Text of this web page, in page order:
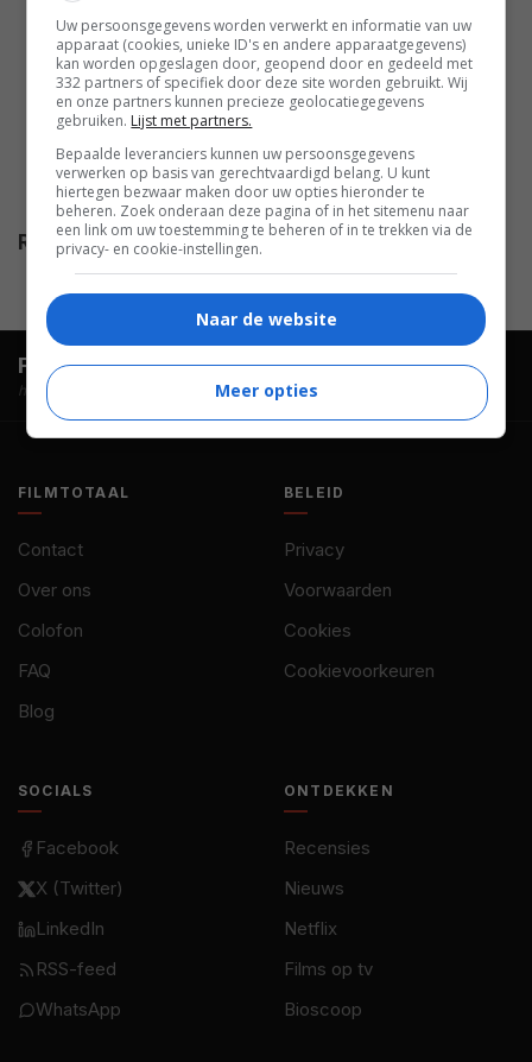
, Mark Moses,
Macaulay, David Soul,William R.
Moses,Nancy Valen,Jane Carr,
Maureen Mueller,Scott
Valentine
Jones-Moreland ,Debbi
Morgan.
Release
01.03.1992
FilmTotaal.Hét online filmoverzicht.
hosted by
FILMTOTAAL
Contact
Over ons
Colofon
FAQ
Blog
BELEID
Privacy
Voorwaarden
Cookies
Cookievoorkeuren
SOCIALS
Facebook
X (Twitter)
LinkedIn
RSS-feed
WhatsApp
ONTDEKKEN
Recensies
Nieuws
Netflix
Films op tv
Bioscoop
Uw persoonsgegevens worden verwerkt en informatie van uw
apparaat (cookies, unieke ID's en andere apparaatgegevens)
kan worden opgeslagen door, geopend door en gedeeld met
332 partners of specifiek door deze site worden gebruikt. Wij
en onze partners kunnen precieze geolocatiegegevens
gebruiken. Lijst met partners.
Bepaalde leveranciers kunnen uw persoonsgegevens
verwerken op basis van gerechtvaardigd belang. U kunt
hiertegen bezwaar maken door uw opties hieronder te
beheren. Zoek onderaan deze pagina of in het sitemenu naar
een link om uw toestemming te beheren of in te trekken via de
privacy- en cookie-instellingen.
Naar de website
Meer opties